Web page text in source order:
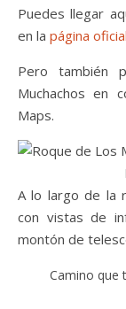
Puedes llegar
en la página
Pero también
Muchachos en
Maps.
A lo largo de la
con vistas de
montón de
Camino que